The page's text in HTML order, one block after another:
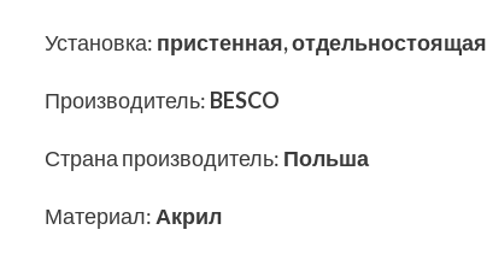
Установка: пристенная, отдельностоящая
Производитель: BESCO
Страна производитель: Польша
Материал: Акрил